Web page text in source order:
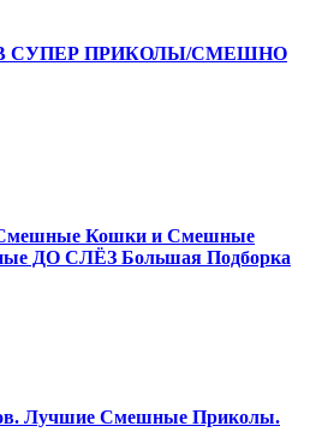
СУПЕР ПРИКОЛЫ/СМЕШНО
Кошки и Смешные
ДО СЛЁЗ Большая Подборка
Лучшие Смешные Приколы.